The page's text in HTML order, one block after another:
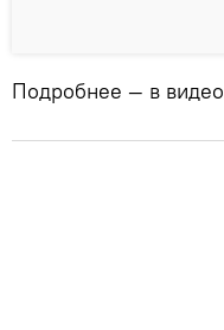
Подробнее — в видео